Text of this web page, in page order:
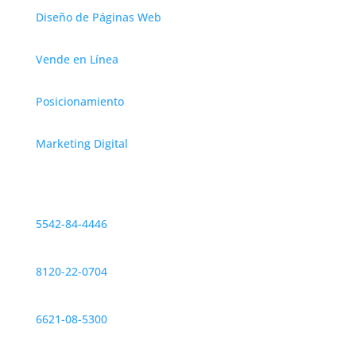
Diseño de Páginas Web
Vende en Línea
Posicionamiento
Marketing Digital
5542-84-4446
8120-22-0704
6621-08-5300